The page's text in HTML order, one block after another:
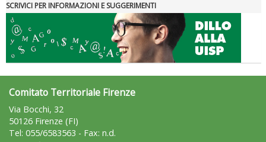
SCRIVICI PER INFORMAZIONI E SUGGERIMENTI
Comitato Territoriale Firenze
Via Bocchi, 32
50126 Firenze (FI)
Tel: 055/6583563 - Fax: n.d.